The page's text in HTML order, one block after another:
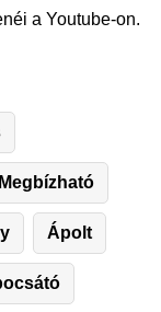
a Youtube-on.
Megbízható
Ápolt